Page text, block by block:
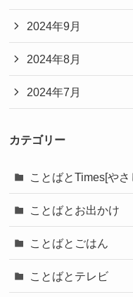
2024年9月
2024年8月
2024年7月
カテゴリー
ことばとTimes[や
ことばとお出かけ
ことばとごはん
ことばとテレビ